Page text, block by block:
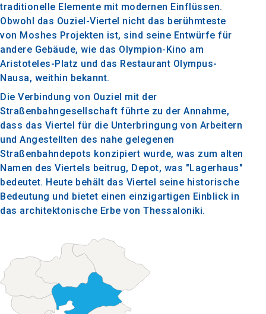
traditionelle Elemente mit modernen Einflüssen.
Obwohl das Ouziel-Viertel nicht das berühmteste
von Moshes Projekten ist, sind seine Entwürfe für
andere Gebäude, wie das Olympion-Kino am
Aristoteles-Platz und das Restaurant Olympus-
Nausa, weithin bekannt.
Die Verbindung von Ouziel mit der
Straßenbahngesellschaft führte zu der Annahme,
dass das Viertel für die Unterbringung von Arbeitern
und Angestellten des nahe gelegenen
Straßenbahndepots konzipiert wurde, was zum alten
Namen des Viertels beitrug, Depot, was "Lagerhaus"
bedeutet. Heute behält das Viertel seine historische
Bedeutung und bietet einen einzigartigen Einblick in
das architektonische Erbe von Thessaloniki.